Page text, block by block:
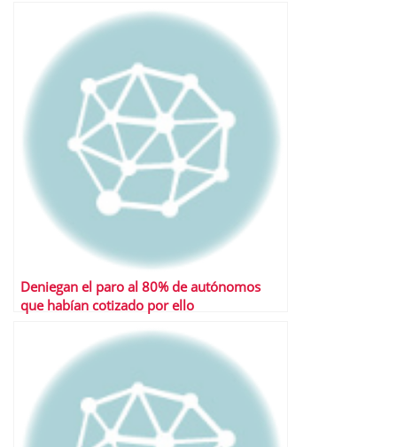
Deniegan el paro al 80% de autónomos
que habían cotizado por ello